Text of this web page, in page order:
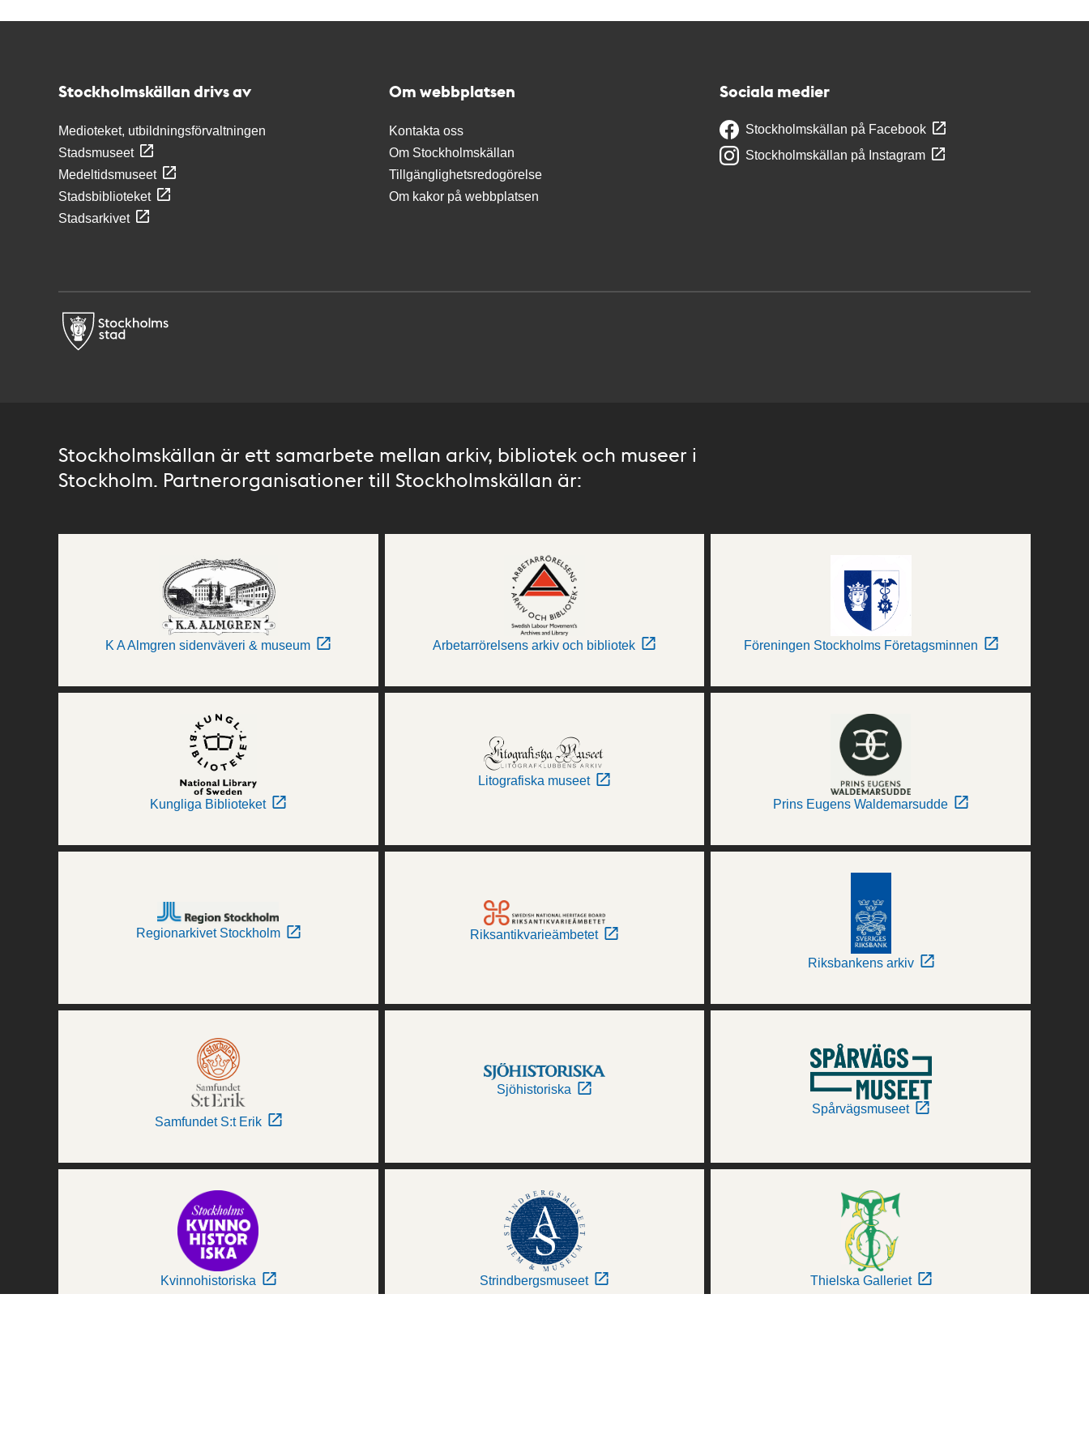
Stockholmskällan drivs av
Medioteket, utbildningsförvaltningen
Stadsmuseet
Medeltidsmuseet
Stadsbiblioteket
Stadsarkivet
Om webbplatsen
Kontakta oss
Om Stockholmskällan
Tillgänglighetsredogörelse
Om kakor på webbplatsen
Sociala medier
Stockholmskällan på Facebook
Stockholmskällan på Instagram
Stockholmskällan är ett samarbete mellan arkiv, bibliotek och museer i
Stockholm. Partnerorganisationer till Stockholmskällan är:
K A Almgren sidenväveri & museum Arbetarrörelsens arkiv och bibliotek Föreningen Stockholms Företagsminnen
Kungliga Biblioteket
Litografiska museet
Prins Eugens Waldemarsudde
Regionarkivet Stockholm Riksantikvarieämbetet
Riksbankens arkiv
Samfundet S:t Erik
Sjöhistoriska
Spårvägsmuseet
Kvinnohistoriska Strindbergsmuseet Thielska Galleriet